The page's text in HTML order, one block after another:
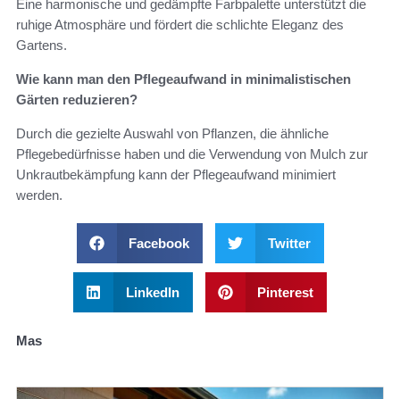
Eine harmonische und gedämpfte Farbpalette unterstützt die
ruhige Atmosphäre und fördert die schlichte Eleganz des
Gartens.
Wie kann man den Pflegeaufwand in minimalistischen
Gärten reduzieren?
Durch die gezielte Auswahl von Pflanzen, die ähnliche
Pflegebedürfnisse haben und die Verwendung von Mulch zur
Unkrautbekämpfung kann der Pflegeaufwand minimiert
werden.
Facebook Twitter
LinkedIn Pinterest
Mas